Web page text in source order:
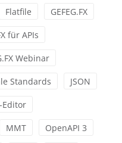
Flatfile GEFEG.FX
für APIs
Webinar
Standards JSON
Editor
MMT OpenAPI 3